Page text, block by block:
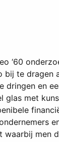
‘60
te dragen
dringen en
met
waarbij